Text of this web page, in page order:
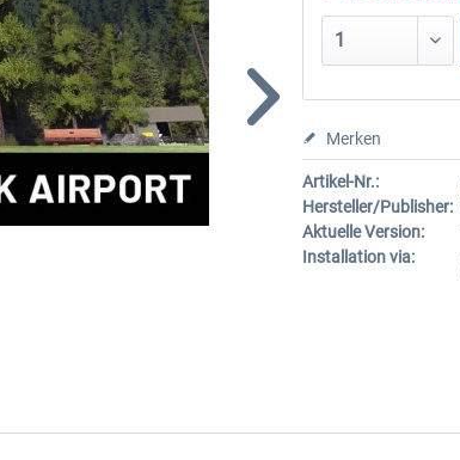
Merken
Artikel-Nr.:
Hersteller/Publisher:
Aktuelle Version:
Installation via: